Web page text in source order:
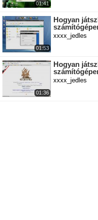
01:41
01:53
Hogyan
xxxx_jedles
01:36
Hogyan
xxxx_jedles